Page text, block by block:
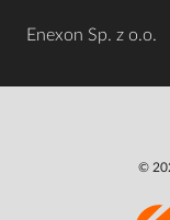
Enexon Sp. z o.o.
©